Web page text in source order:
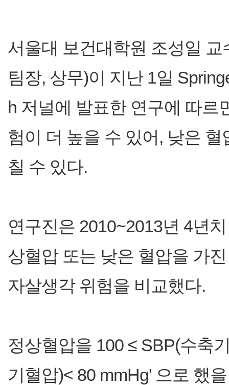
서울대 보건대학원 조성일
팀장, 상무)이 지난 1일
h 저널에 발표한 연구에 따르
험이 더 높을 수 있어, 낮은
칠 수 있다.
연구진은 2010~2013년 4년
상혈압 또는 낮은 혈압을 가
자살생각 위험을 비교했다.
정상혈압을 100 ≤ SBP(수축
기혈압)< 80 mmHg' 으로 했